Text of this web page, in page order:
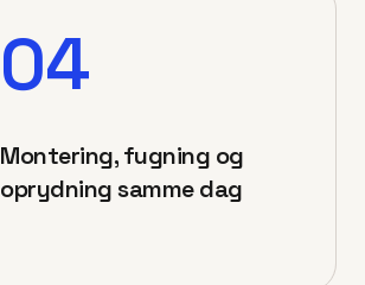
04
Montering, fugning og
oprydning samme dag